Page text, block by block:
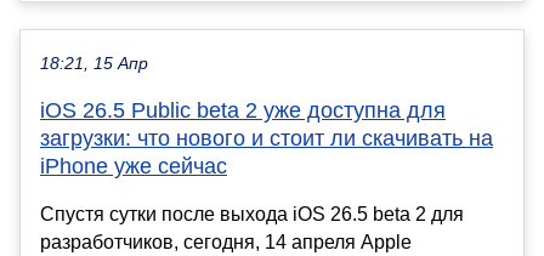
18:21, 15 Апр
iOS 26.5 Public beta 2 уже доступна для
загрузки: что нового и стоит ли скачивать на
iPhone уже сейчас
Спустя сутки после выхода iOS 26.5 beta 2 для
разработчиков, сегодня, 14 апреля Apple